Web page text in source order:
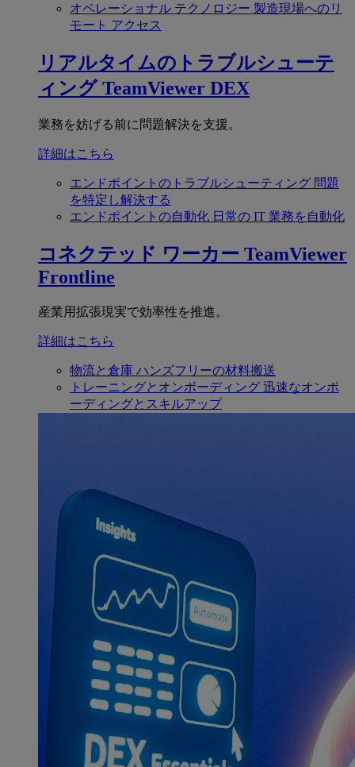
オペレーショナル テクノロジー 製造現場へのリ
モート アクセス
リアルタイムのトラブルシューテ
ィング TeamViewer DEX
業務を妨げる前に問題解決を支援。
詳細はこちら
エンドポイントのトラブルシューティング 問題
を特定し解決する
エンドポイントの自動化 日常の IT 業務を自動化
コネクテッド ワーカー TeamViewer
Frontline
産業用拡張現実で効率性を推進。
詳細はこちら
物流と倉庫 ハンズフリーの材料搬送
トレーニングとオンボーディング 迅速なオンボ
ーディングとスキルアップ